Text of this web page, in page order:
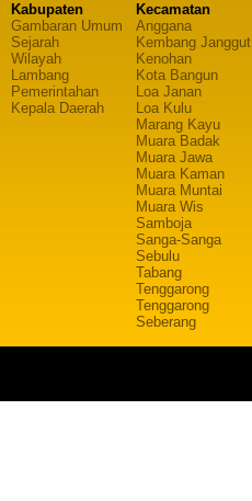
Kabupaten
Gambaran Umum
Sejarah
Wilayah
Lambang
Pemerintahan
Kepala Daerah
Kecamatan
Anggana
Kembang Janggut
Kenohan
Kota Bangun
Loa Janan
Loa Kulu
Marang Kayu
Muara Badak
Muara Jawa
Muara Kaman
Muara Muntai
Muara Wis
Samboja
Sanga-Sanga
Sebulu
Tabang
Tenggarong
Tenggarong
Seberang